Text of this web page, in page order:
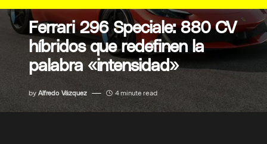
Ferrari 296 Speciale: 880 CV
híbridos que redefinen la
palabra «intensidad»
by Alfredo Vázquez 4 minute read